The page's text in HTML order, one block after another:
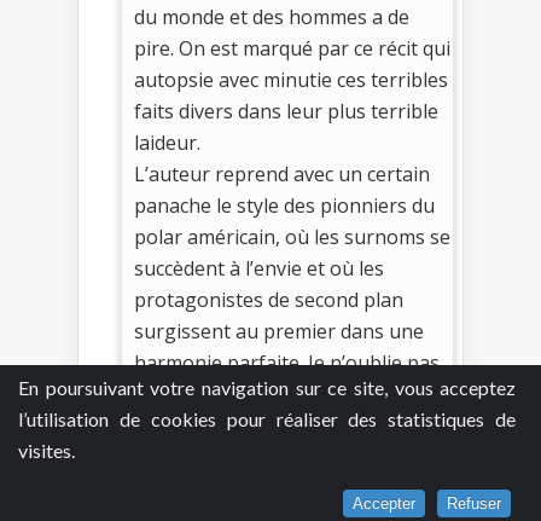
En poursuivant votre navigation sur ce site, vous acceptez
l’utilisation de cookies pour réaliser des statistiques de
visites.
Accepter Refuser
du monde et des hommes a de
pire. On est marqué par ce récit qui
autopsie avec minutie ces terribles
faits divers dans leur plus terrible
laideur.
L’auteur reprend avec un certain
panache le style des pionniers du
polar américain, où les surnoms se
succèdent à l’envie et où les
protagonistes de second plan
surgissent au premier dans une
harmonie parfaite. Je n’oublie pas
les stars atypiques qui éblouissent
de leur aura flamboyante comme
Traven dans leurs péripéties